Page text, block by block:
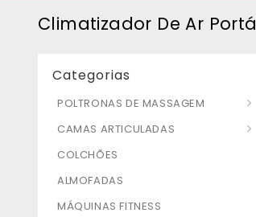
Climatizador De Ar
Categorias
POLTRONAS DE MASSAGEM
CAMAS ARTICULADAS
COLCHÕES
ALMOFADAS
MÁQUINAS FITNESS